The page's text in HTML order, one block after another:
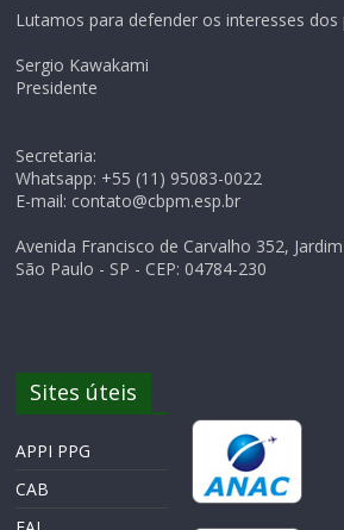
Lutamos para defender os interesses
Sergio Kawakami
Presidente
Secretaria:
Whatsapp: +55 (11) 95083-0022
E-mail: contato@cbpm.esp.br
Avenida Francisco de Carvalho 352,
São Paulo - SP - CEP: 04784-230
Sites úteis
APPI PPG
CAB